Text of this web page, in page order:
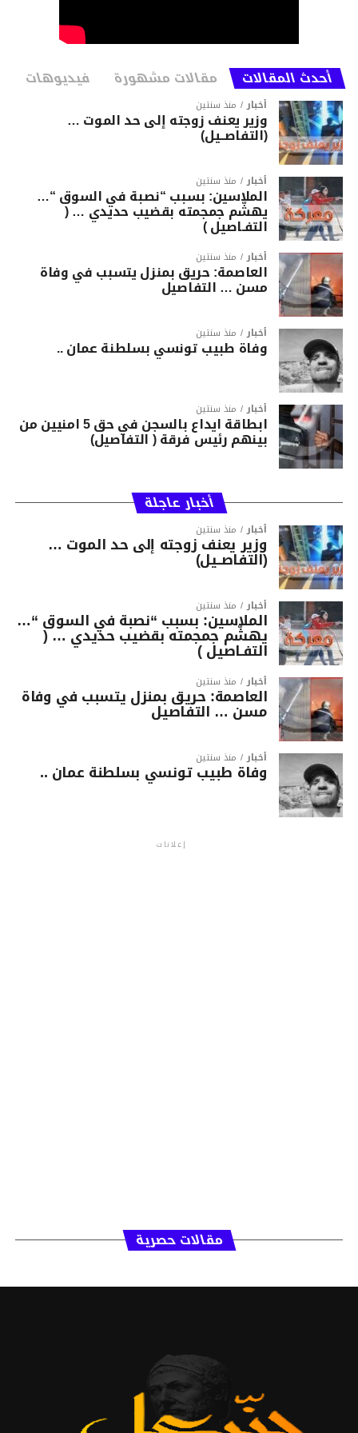
أحدث المقالات مقالات مشهورة فيديوهات
أخبار منذ سنتين
وزير يعنف زوجته إلى حد الموت …
(التفاصــيل)
أخبار منذ سنتين
الملاسين: بسبب “نصبة في السوق “…
يهشّم جمجمته بقضيب حديدي … (
التفـاصيل )
أخبار منذ سنتين
العاصمة: حريق بمنزل يتسبب في وفاة
مسن … التفاصيل
أخبار منذ سنتين
وفاة طبيب تونسي بسلطنة عمان ..
أخبار منذ سنتين
ابطاقة ايداع بالسجن في حق 5 امنيين من
بينهم رئيس فرقة ( التفاصيل)
أخبار عاجلة
أخبار منذ سنتين
وزير يعنف زوجته إلى حد الموت …
(التفاصــيل)
أخبار منذ سنتين
الملاسين: بسبب “نصبة في السوق “…
يهشّم جمجمته بقضيب حديدي … (
التفـاصيل )
أخبار منذ سنتين
العاصمة: حريق بمنزل يتسبب في وفاة
مسن … التفاصيل
أخبار منذ سنتين
وفاة طبيب تونسي بسلطنة عمان ..
إعلانات
مقالات حصرية